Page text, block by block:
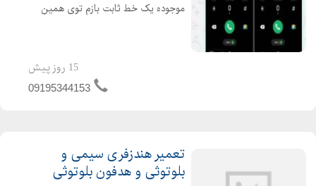
موجوده یک خط ثابت بازم توی همین
طلایی مخابرات و دومی طرح نقره ایی
15 روز پیش
09195344153
تعمیر هندزفری سیمی و
بلوتوثی و هدفون بلوتوثی